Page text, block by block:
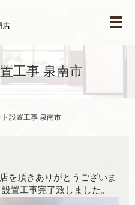
メ
工事 泉南市
ト設置工事 泉南市
を頂きありがとうございま
置工事完了致しました。